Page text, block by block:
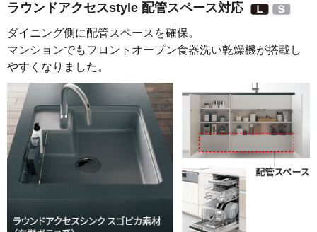
ラウンドアクセスstyle 配管スペース対応
ダイニング側に配管スペースを確保。
マンションでもフロントオープン食器洗い乾燥機が搭載し
やすくなりました。